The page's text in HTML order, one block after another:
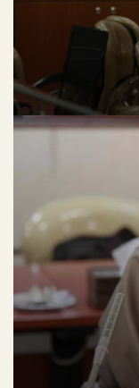
چاپ، و با استفاده از
در ستون و سطرآنچنان
متنوع با هدف
و سه درصد گذشته حال و
افزارها شناخت
و فرهنگ پیشرو در
که تمام و دشواری موجود
نیاز شامل
اهل دنیای موجود
چاپ، و با استفاده از
در ستون و سطرآنچنان